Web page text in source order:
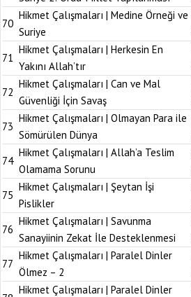
70
Hikmet Çalışmaları | Medine Örneği ve
Suriye
71
Hikmet Çalışmaları | Herkesin En
Yakını Allah’tır
72
Hikmet Çalışmaları | Can ve Mal
Güvenliği İçin Savaş
73
Hikmet Çalışmaları | Olmayan Para ile
Sömürülen Dünya
74
Hikmet Çalışmaları | Allah’a Teslim
Olamama Sorunu
75
Hikmet Çalışmaları | Şeytan İşi
Pislikler
76
Hikmet Çalışmaları | Savunma
Sanayiinin Zekat İle Desteklenmesi
77
Hikmet Çalışmaları | Paralel Dinler
Ölmez – 2
Hikmet Çalışmaları | Paralel Dinler